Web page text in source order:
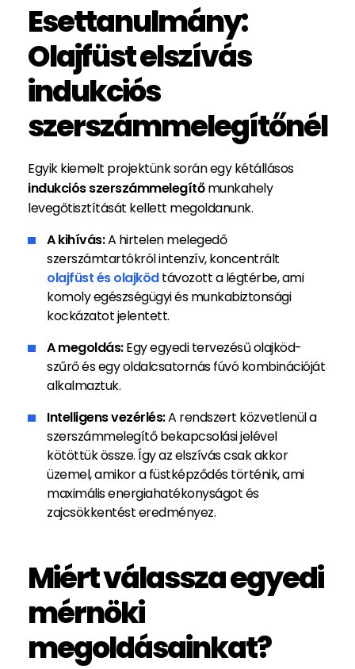
Esettanulmány:
Olajfüst elszívás
indukciós
szerszámmelegítőnél
Egyik kiemelt projektünk során egy kétállásos
indukciós szerszámmelegítőmunkahely
levegőtisztítását kellett megoldanunk.
A kihívás:A hirtelen melegedő
szerszámtartókról intenzív, koncentrált
olajfüst és olajködtávozott a légtérbe, ami
komoly egészségügyi és munkabiztonsági
kockázatot jelentett.
A megoldás:Egy egyedi tervezésű olajköd-
szűrő és egy oldalcsatornás fúvó kombinációját
alkalmaztuk.
Intelligens vezérlés:A rendszert közvetlenül a
szerszámmelegítő bekapcsolási jelével
kötöttük össze. Így az elszívás csak akkor
üzemel, amikor a füstképződés történik, ami
maximális energiahatékonyságot és
zajcsökkentést eredményez.
Miért válassza egyedi
mérnöki
megoldásainkat?